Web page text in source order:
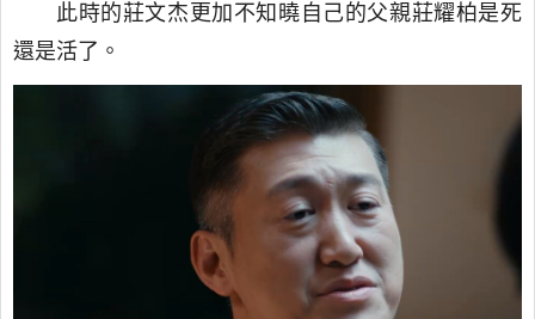
此時的莊文杰更加不知曉自己的父親莊耀柏是死
還是活了。